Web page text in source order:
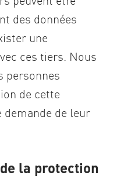
des données
une
ces tiers. Nous
personnes
de cette
de leur
la protection